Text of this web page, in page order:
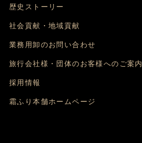
歴史ストーリー
社会貢献・地域貢献
業務用卸のお問い合わせ
旅行会社様・団体のお客様へのご案内
採用情報
霜ふり本舗ホームページ